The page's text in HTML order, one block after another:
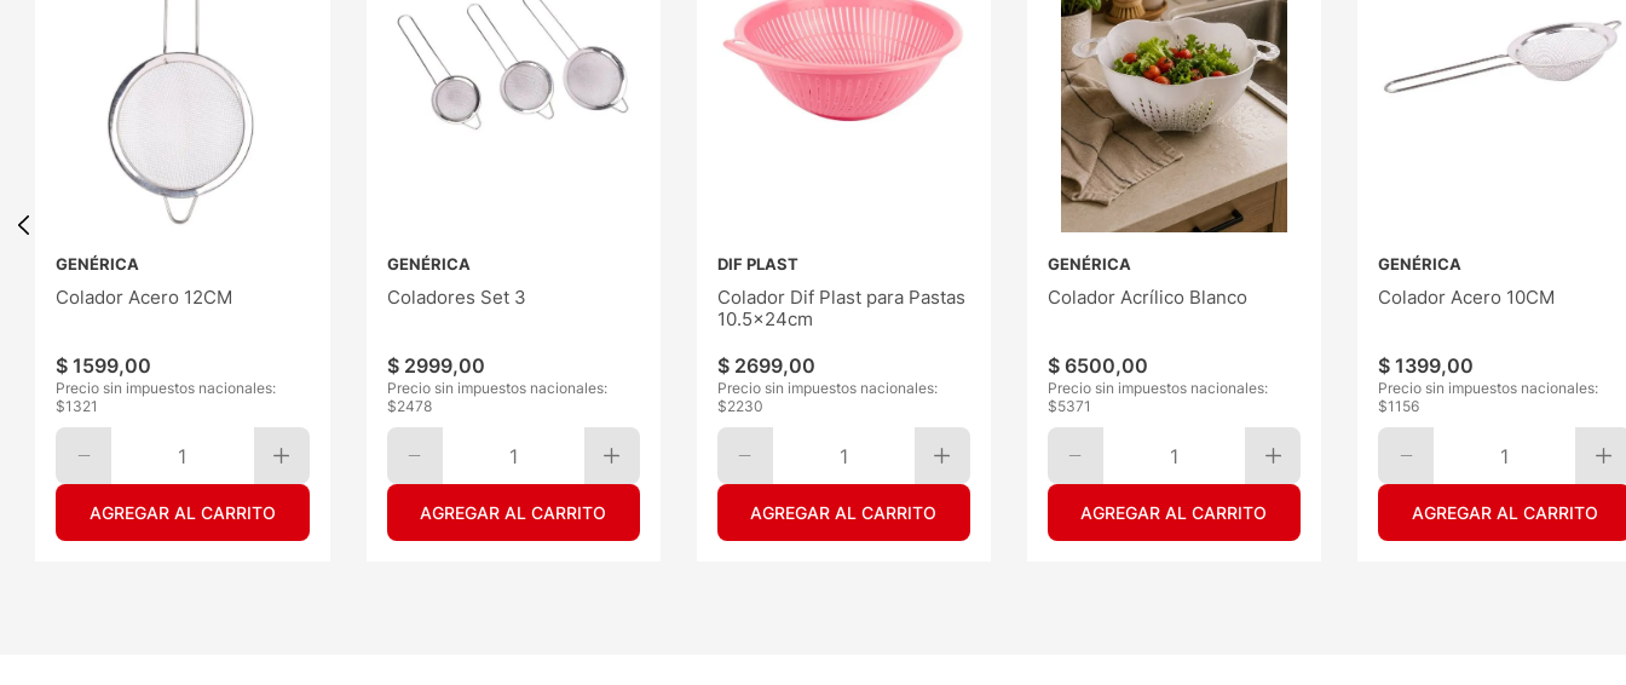
GENÉRICA
Colador Acero 12CM
$ 1599,00
Precio sin impuestos nacionales:
$1321
1
AGREGAR AL CARRITO
GENÉRICA
Coladores Set 3
$ 2999,00
Precio sin impuestos nacionales:
$2478
1
AGREGAR AL CARRITO
DIF PLAST
Colador Dif Plast para Pastas
10.5x24cm
$ 2699,00
Precio sin impuestos nacionales:
$2230
1
AGREGAR AL CARRITO
GENÉRICA
Colador Acrílico Blanco
$ 6500,00
Precio sin impuestos nacionales:
$5371
1
AGREGAR AL CARRITO
GENÉRICA
Colador Acero 10CM
$ 1399,00
Precio sin impuestos nacionales:
$1156
1
AGREGAR AL CARRITO